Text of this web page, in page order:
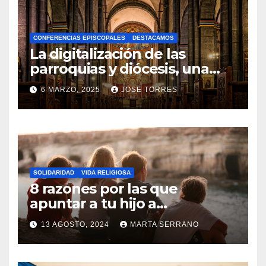
H
A
Y
C
O
M
N
T
A
R
I
O
S
CONFERENCIAS EPISCOPALES DESTACAMOS
La digitalización de las
parroquias y diócesis, una
realidad ya para el futuro de
la Iglesia
6 MARZO, 2025 JOSE TORRES
N
O
H
A
Y
SOLIDARIDAD VIDA RELIGIOSA
8 razones por las que
apuntar a tu hijo a
Catequesis
13 AGOSTO, 2024 MARTA SERRANO
N
O